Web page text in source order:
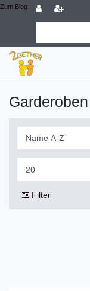
Zum Blog
Filter